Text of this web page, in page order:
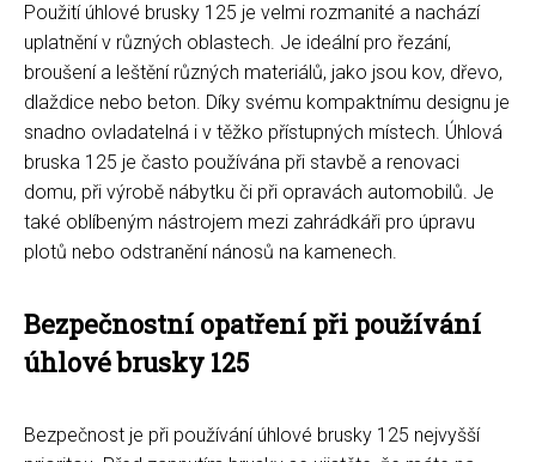
Použití úhlové brusky 125 je velmi rozmanité a nachází
uplatnění v různých oblastech. Je ideální pro řezání,
broušení a leštění různých materiálů, jako jsou kov, dřevo,
dlaždice nebo beton. Díky svému kompaktnímu designu je
snadno ovladatelná i v těžko přístupných místech. Úhlová
bruska 125 je často používána při stavbě a renovaci
domu, při výrobě nábytku či při opravách automobilů. Je
také oblíbeným nástrojem mezi zahrádkáři pro úpravu
plotů nebo odstranění nánosů na kamenech.
Bezpečnostní opatření při používání
úhlové brusky 125
Bezpečnost je při používání úhlové brusky 125 nejvyšší